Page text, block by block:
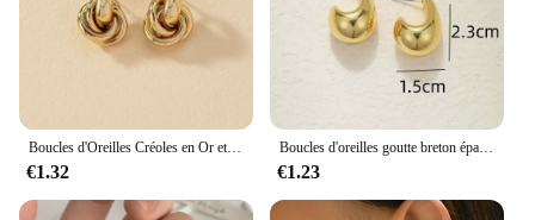
Boucles d'Oreilles Créoles en Or et Argent pour Femme, Bijoux à Nministériels d, Plaqué Brcorporelle, à la Mode, en Forme de Carillon, Torsadé, Mignon, 03/Wear
€1.32
Boucles d'oreilles goutte breton épaisses vintage pour femmes, plaqué or, acier inoxydable optique, boucle d'oreille larme, bijoux de déclaration de mariage, cadeaux
€1.23